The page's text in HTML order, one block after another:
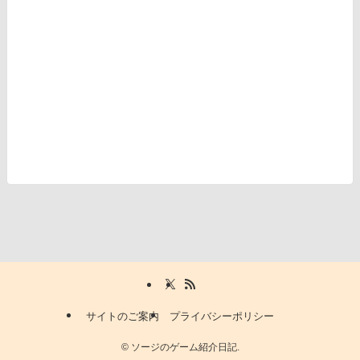
サイトのご案内 プライバシーポリシー
©ソージのゲーム紹介日記.